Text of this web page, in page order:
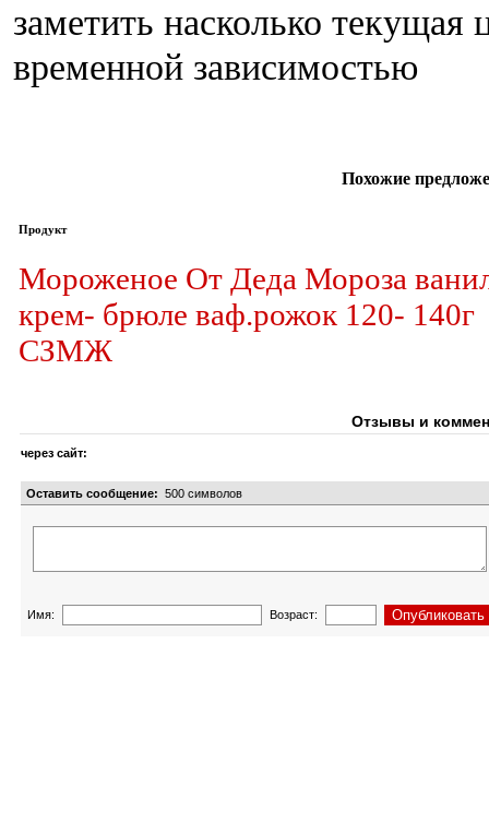
заметить насколько текущая
временной зависимостью
Похожие
Продукт
Мороженое От Деда Мороза
крем- брюле ваф.рожок 120- 140г
СЗМЖ
Отзывы и
через сайт:
Оставить сообщение: 500 символов
Имя: Возраст: